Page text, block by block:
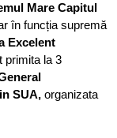
Mare Capitul
în funcția supremă
Excelent
primita la 3
SUA, organizata